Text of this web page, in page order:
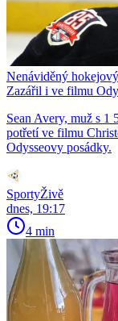
Nenáviděný
Zazářil i ve filmu
Sean Avery, muž s
potřetí ve filmu
Odysseovy posádky.
SportyŽivě
dnes, 19:17
4 min